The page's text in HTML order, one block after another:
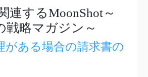
連するMoonShot～
戦略マガジン～
がある場合の請求書の